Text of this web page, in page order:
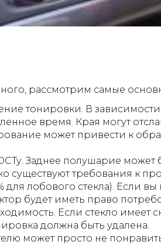
рассмотрим самые
тонировки. В зависимости
время. Края могут
может привести к
Заднее полушарие может
существуют требования к
для лобового стекла). Если
будет иметь право
Если стекло имеет
должна быть удалена.
может просто не